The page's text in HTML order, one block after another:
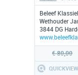
Beleef
Wethouder
3844 DG
€ 80,00
QUICKVIEW